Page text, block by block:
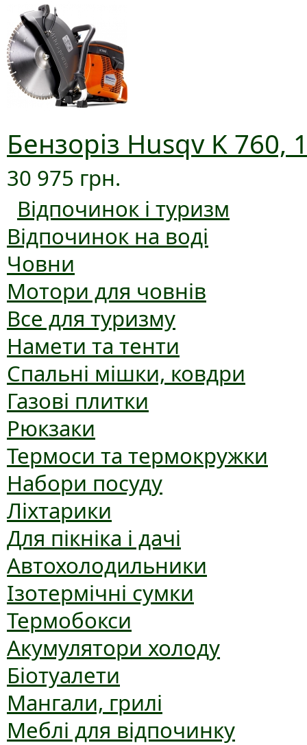
Бензоріз Husqv K 760,
30 975 грн.
Відпочинок і туризм
Відпочинок на воді
Човни
Мотори для човнів
Все для туризму
Намети та тенти
Спальні мішки, ковдри
Газові плитки
Рюкзаки
Термоси та термокружки
Набори посуду
Ліхтарики
Для пікніка і дачі
Автохолодильники
Ізотермічні сумки
Термобокси
Акумулятори холоду
Біотуалети
Мангали, грилі
Меблі для відпочинку